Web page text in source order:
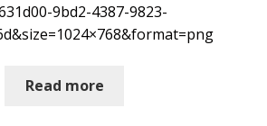
9bd2-4387-9823-
Read more